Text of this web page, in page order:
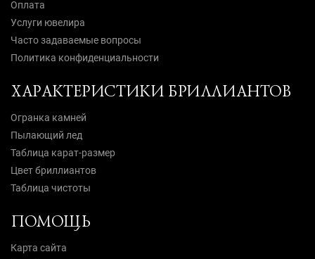
Оплата
Услуги ювелира
Часто задаваемые вопросы
Политика конфиденциальности
ХАРАКТЕРИСТИКИ БРИЛЛИАНТОВ
Огранка камней
Пылающий лед
Таблица карат-размер
Цвет бриллиантов
Таблица чистоты
ПОМОЩЬ
Карта сайта